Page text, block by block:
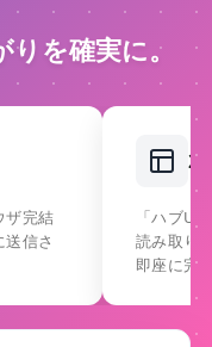
を確実に。
ザ完結
信さ
2.
「ハブ
読み取り
即座に完